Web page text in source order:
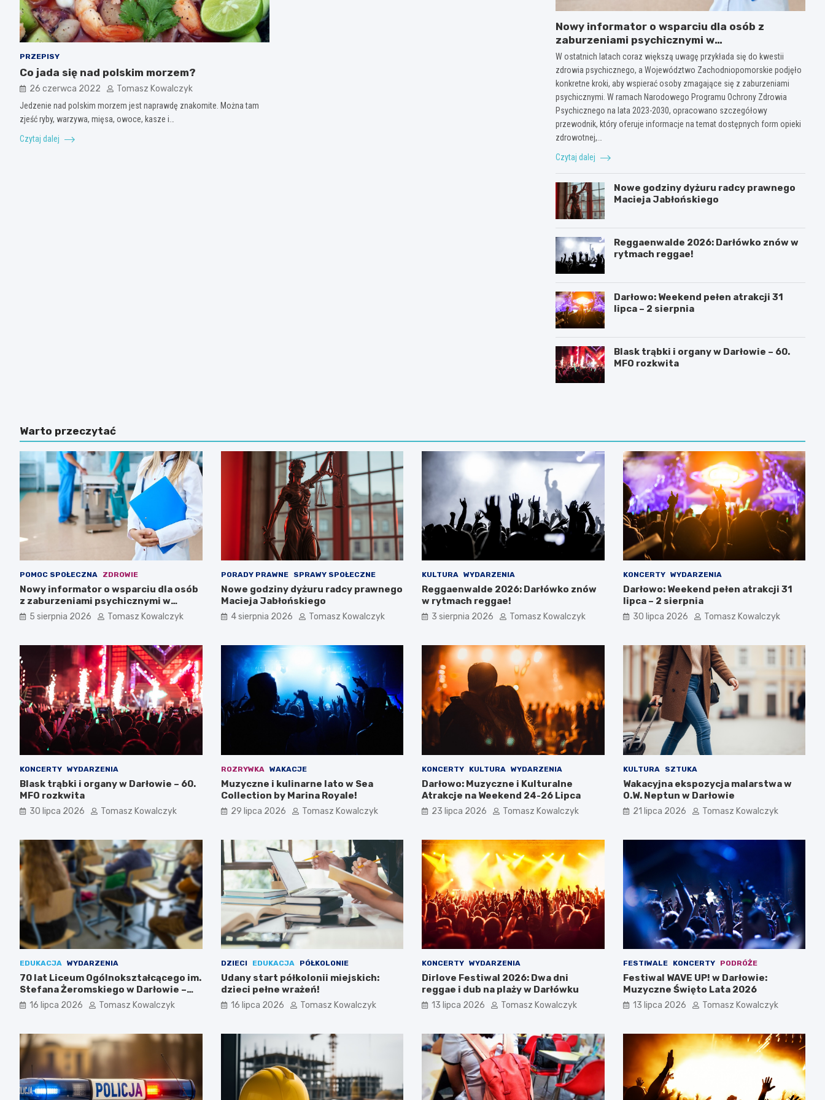
PRZEPISY
Co jada się nad polskim morzem?
26 czerwca 2022 Tomasz Kowalczyk
Jedzenie nad polskim morzem jest naprawdę znakomite. Można tam
zjeść ryby, warzywa, mięsa, owoce, kasze i…
Czytaj dalej
Nowy informator o wsparciu dla osób z
zaburzeniami psychicznymi w
Zachodniopomorskiem na 2026 rok
W ostatnich latach coraz większą uwagę przykłada się do kwestii
zdrowia psychicznego, a Województwo Zachodniopomorskie podjęło
konkretne kroki, aby wspierać osoby zmagające się z zaburzeniami
psychicznymi. W ramach Narodowego Programu Ochrony Zdrowia
Psychicznego na lata 2023-2030, opracowano szczegółowy
przewodnik, który oferuje informacje na temat dostępnych form opieki
zdrowotnej,…
Czytaj dalej
Nowe godziny dyżuru radcy prawnego
Macieja Jabłońskiego
Reggaenwalde 2026: Darłówko znów w
rytmach reggae!
Darłowo: Weekend pełen atrakcji 31
lipca – 2 sierpnia
Blask trąbki i organy w Darłowie – 60.
MFO rozkwita
Warto przeczytać
POMOC SPOŁECZNA ZDROWIE
Nowy informator o wsparciu dla osób
z zaburzeniami psychicznymi w
Zachodniopomorskiem na 2026 rok
5 sierpnia 2026 Tomasz Kowalczyk
PORADY PRAWNE SPRAWY SPOŁECZNE
Nowe godziny dyżuru radcy prawnego
Macieja Jabłońskiego
4 sierpnia 2026 Tomasz Kowalczyk
KULTURA WYDARZENIA
Reggaenwalde 2026: Darłówko znów
w rytmach reggae!
3 sierpnia 2026 Tomasz Kowalczyk
KONCERTY WYDARZENIA
Darłowo: Weekend pełen atrakcji 31
lipca – 2 sierpnia
30 lipca 2026 Tomasz Kowalczyk
KONCERTY WYDARZENIA
Blask trąbki i organy w Darłowie – 60.
MFO rozkwita
30 lipca 2026 Tomasz Kowalczyk
ROZRYWKA WAKACJE
Muzyczne i kulinarne lato w Sea
Collection by Marina Royale!
29 lipca 2026 Tomasz Kowalczyk
KONCERTY KULTURA WYDARZENIA
Darłowo: Muzyczne i Kulturalne
Atrakcje na Weekend 24-26 Lipca
23 lipca 2026 Tomasz Kowalczyk
KULTURA SZTUKA
Wakacyjna ekspozycja malarstwa w
O.W. Neptun w Darłowie
21 lipca 2026 Tomasz Kowalczyk
EDUKACJA WYDARZENIA
70 lat Liceum Ogólnokształcącego im.
Stefana Żeromskiego w Darłowie –
Świętuj z nami!
16 lipca 2026 Tomasz Kowalczyk
DZIECI EDUKACJA PÓŁKOLONIE
Udany start półkolonii miejskich:
dzieci pełne wrażeń!
16 lipca 2026 Tomasz Kowalczyk
KONCERTY WYDARZENIA
Dirlove Festiwal 2026: Dwa dni
reggae i dub na plaży w Darłówku
13 lipca 2026 Tomasz Kowalczyk
FESTIWALE KONCERTY PODRÓŻE
Festiwal WAVE UP! w Darłowie:
Muzyczne Święto Lata 2026
13 lipca 2026 Tomasz Kowalczyk